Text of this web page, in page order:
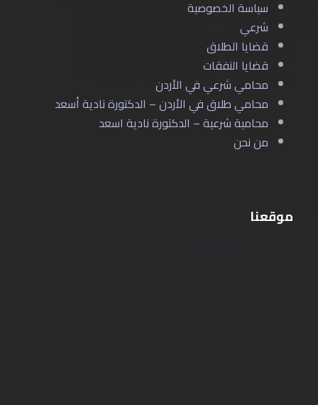
سياسة الخصوصية
شرعي
قضايا الطلاق
قضايا النفقات
محامي شرعي في الأردن
محامي طلاق في الأردن – الدكتورة نادية أسعد
محامية شرعية – الدكتورة نادية اسعد
من نحن
موقعنا